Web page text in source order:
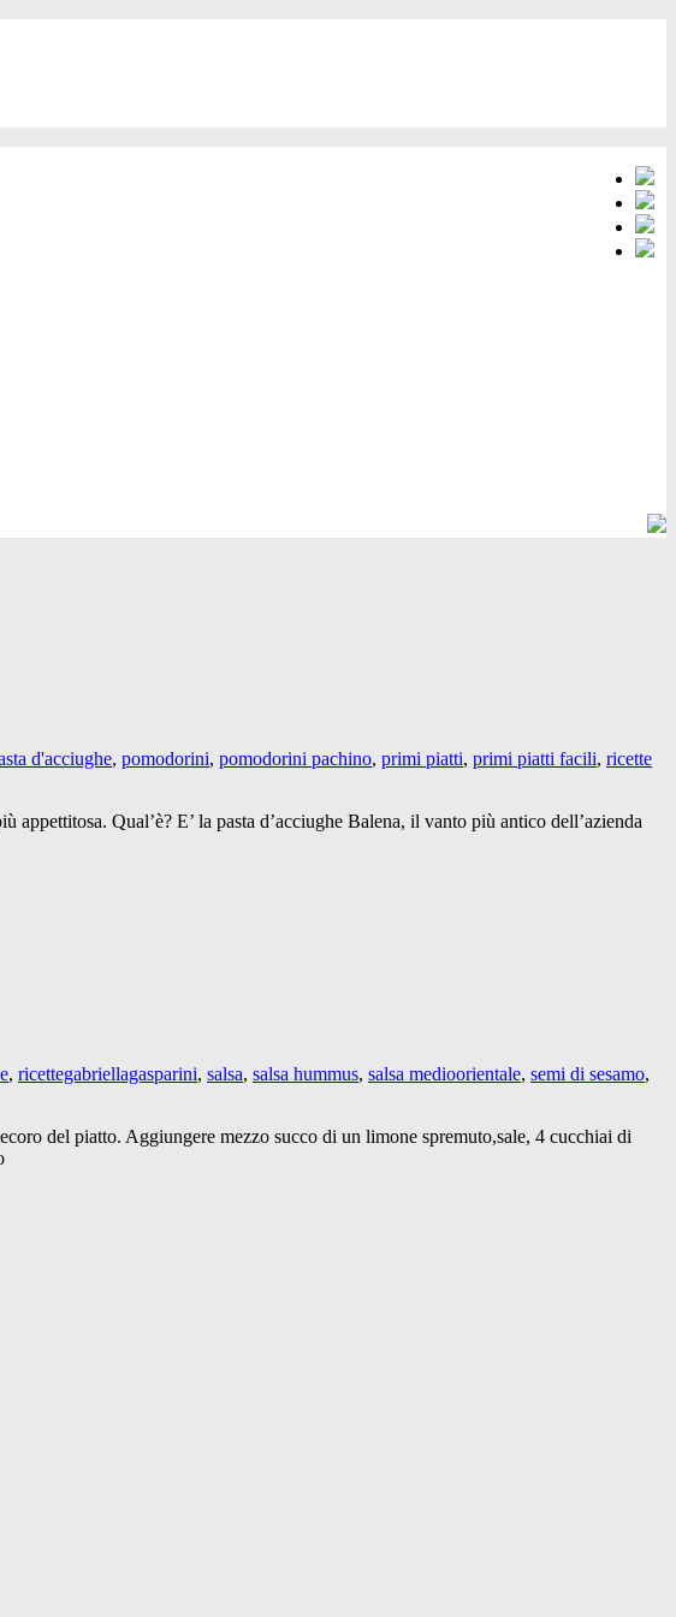
d'acciughe, pomodorini, pomodorini pachino, primi piatti, primi piatti facili, ricette
Qual’è? E’ la pasta d’acciughe Balena, il vanto più antico dell’azienda
, ricettegabriellagasparini, salsa, salsa hummus, salsa medioorientale, semi di sesamo,
del piatto. Aggiungere mezzo succo di un limone spremuto,sale, 4 cucchiai di